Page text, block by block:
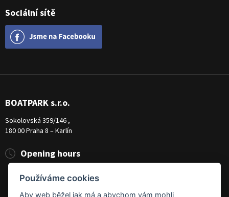
Sociální sítě
BOATPARK s.r.o.
Sokolovská 359/146 ,
180 00 Praha 8 – Karlín
Opening hours
Úterý - Pátek
10:00 - 19:00
Sobota
9:00 - 14:00
Používáme cookies
Aby web běžel jak má a abychom vám mohli